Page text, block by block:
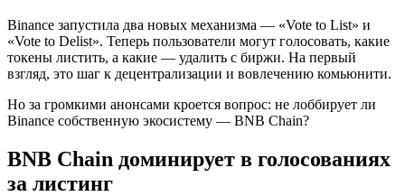
Binance запустила два новых механизма — «Vote to List» и
«Vote to Delist». Теперь пользователи могут голосовать, какие
токены листить, а какие — удалить с биржи. На первый
взгляд, это шаг к децентрализации и вовлечению комьюнити.
Но за громкими анонсами кроется вопрос: не лоббирует ли
Binance собственную экосистему — BNB Chain?
BNB Chain доминирует в голосованиях
за листинг